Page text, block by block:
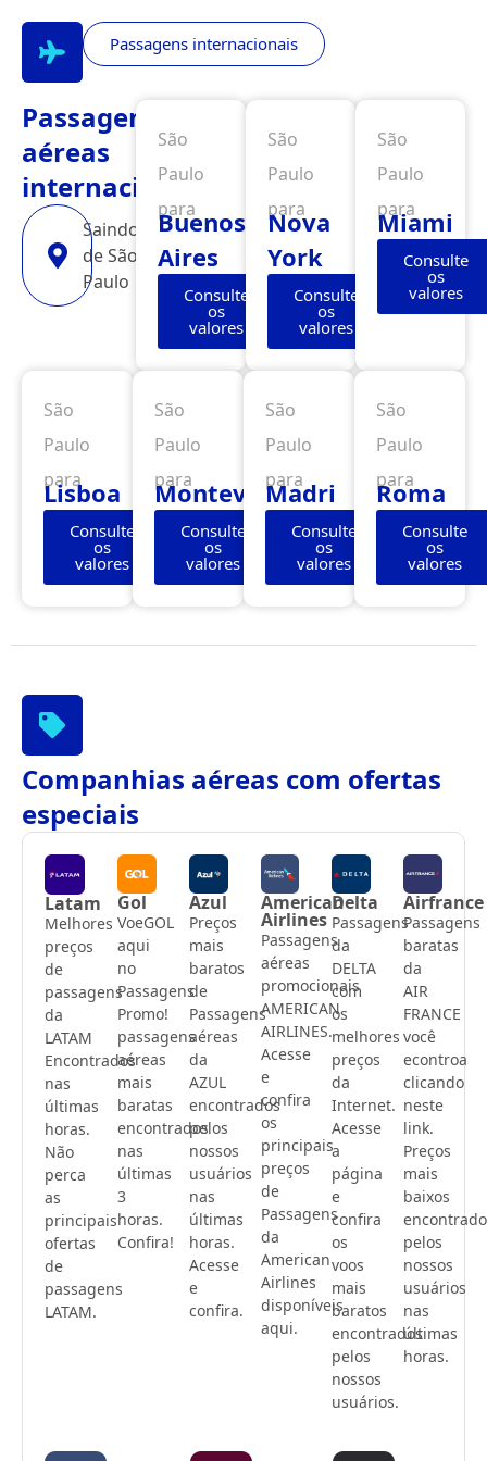
Passagens internacionais
Passagens
aéreas
internacionais
Saindo
de São
Paulo
São
Paulo
para
Buenos
Aires
Consulte
os
valores
São
Paulo
para
Nova
York
Consulte
os
valores
São
Paulo
para
Miami
Consulte
os
valores
São
Paulo
para
Lisboa
Consulte
os
valores
São
Paulo
para
Montevidéu
Consulte
os
valores
São
Paulo
para
Madri
Consulte
os
valores
São
Paulo
para
Roma
Consulte
os
valores
Companhias aéreas com ofertas
especiais
Latam
Melhores
preços
de
passagens
da
LATAM
Encontrados
nas
últimas
horas.
Não
perca
as
principais
ofertas
de
passagens
LATAM.
Gol
VoeGOL
aqui
no
Passagens
Promo!
passagens
aéreas
mais
baratas
encontrados
nas
últimas
3
horas.
Confira!
Azul
Preços
mais
baratos
de
Passagens
aéreas
da
AZUL
encontrados
pelos
nossos
usuários
nas
últimas
horas.
Acesse
e
confira.
American
Airlines
Passagens
aéreas
promocionais
AMERICAN
AIRLINES.
Acesse
e
confira
os
principais
preços
de
Passagens
da
American
Airlines
disponíveis
aqui.
Delta
Passagens
da
DELTA
com
os
melhores
preços
da
Internet.
Acesse
a
página
e
confira
os
voos
mais
baratos
encontrados
pelos
nossos
usuários.
Airfrance
Passagens
baratas
da
AIR
FRANCE
você
econtroa
clicando
neste
link.
Preços
mais
baixos
pelos
nossos
usuários
nas
últimas
horas.